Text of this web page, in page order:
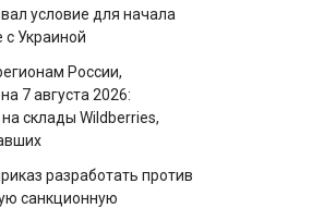
условие для начала
с Украиной
России,
7 августа 2026:
склады Wildberries,
разработать против
санкционную